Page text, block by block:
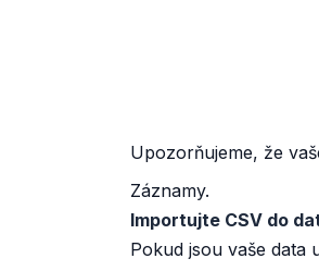
Upozorňujeme, že
Záznamy.
Importujte CSV do
Pokud jsou vaše data